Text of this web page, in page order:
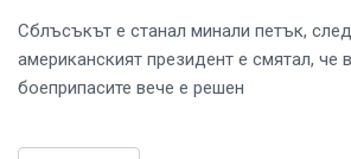
Сблъсъкът е станал минали петък,
американският президент е смятал, че
боеприпасите вече е решен